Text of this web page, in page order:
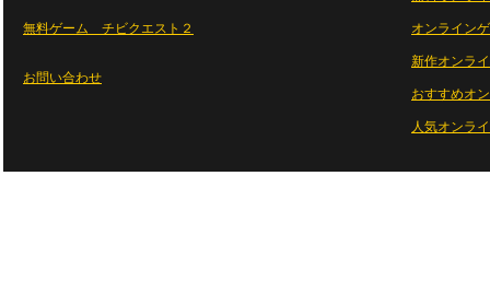
無料ゲーム チビクエスト２
お問い合わせ
オンライン
新作オンラ
おすすめオ
人気オンラ